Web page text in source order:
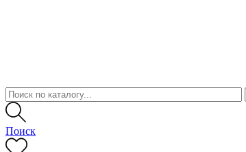
Поиск